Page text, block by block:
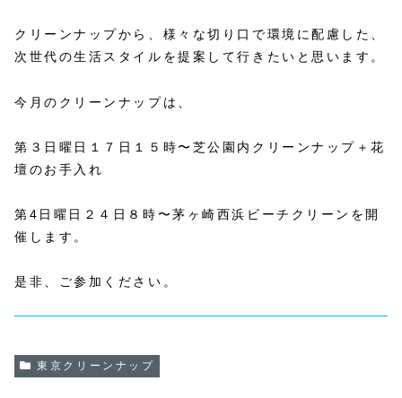
クリーンナップから、様々な切り口で環境に配慮した、
次世代の生活スタイルを提案して行きたいと思います。
今月のクリーンナップは、
第３日曜日１７日１５時〜芝公園内クリーンナップ＋花
壇のお手入れ
第4日曜日２４日８時〜茅ヶ崎西浜ビーチクリーンを開
催します。
是非、ご参加ください。
東京クリーンナップ